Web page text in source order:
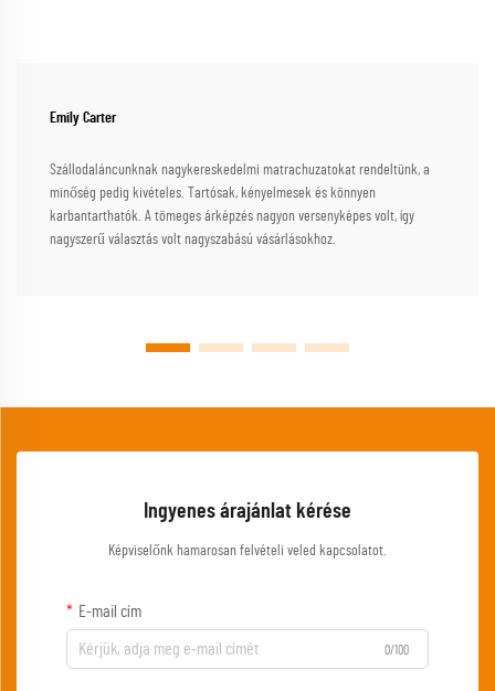
Emily Carter
Szállodaláncunknak nagykereskedelmi matrachuzatokat rendeltünk, a
minőség pedig kivételes. Tartósak, kényelmesek és könnyen
karbantarthatók. A tömeges árképzés nagyon versenyképes volt, így
nagyszerű választás volt nagyszabású vásárlásokhoz.
Ingyenes árajánlat kérése
Képviselőnk hamarosan felvételi veled kapcsolatot.
E-mail cím
0/100